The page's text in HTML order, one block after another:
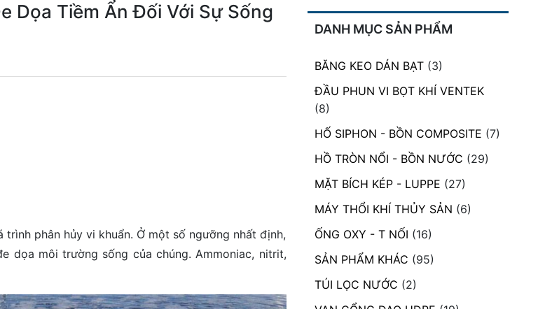
Dọa Tiềm Ẩn Đối Với Sự Sống
phân hủy vi khuẩn. Ở một số ngưỡng nhất định,
dọa môi trường sống của chúng. Ammoniac, nitrit,
DANH MỤC SẢN PHẨM
BĂNG KEO DÁN BẠT (3)
ĐẦU PHUN VI BỌT KHÍ VENTEK
(8)
HỐ SIPHON - BỒN COMPOSITE (7)
HỒ TRÒN NỔI - BỒN NƯỚC (29)
MẶT BÍCH KÉP - LUPPE (27)
MÁY THỔI KHÍ THỦY SẢN (6)
ỐNG OXY - T NỐI (16)
SẢN PHẨM KHÁC (95)
TÚI LỌC NƯỚC (2)